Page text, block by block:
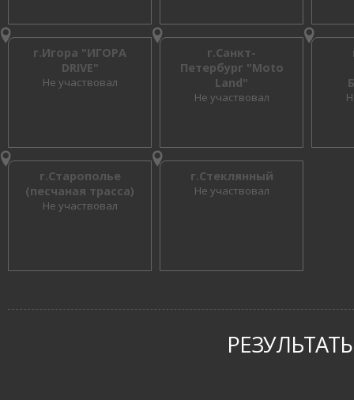
г.Игора "ИГОРА
DRIVE"
Не участвовал
г.Санкт-
Петербург "Moto
Land"
Не участвовал
г.Старополье
(песчаная трасса)
Не участвовал
г.Стеклянный
Не участвовал